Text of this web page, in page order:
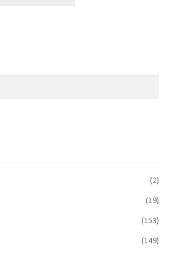
(2)
(19)
(153)
(149)